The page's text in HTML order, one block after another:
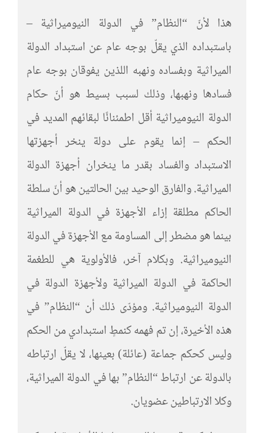
هذا لأنّ “النظام” في الدولة النيوميراثية –
باستبداده الذي يقلّ بوجه عام عن استبداد الدولة
الميراثية وبفساده ونهبه اللذين يفوقان بوجه عام
فسادها ونهبها، وذلك لسبب بسيط هو أنّ حكام
الدولة النيوميراثية أقل اطمئنانًا لبقائهم المديد في
الحكم – إنما يقوم على دولة ينخر أجهزتها
الاستبداد والفساد بقدر ما ينخران أجهزة الدولة
الميراثية. والفارق الوحيد بين الحالتين هو أنّ سلطة
الحاكم مطلقة إزاء الأجهزة في الدولة الميراثية
بينما هو مضطر إلى المساومة مع الأجهزة في الدولة
النيوميراثية. وبكلام آخر، فالأولوية هي للطغمة
الحاكمة في الدولة الميراثية ولأجهزة الدولة في
الدولة النيوميراثية. ومؤدّى ذلك أن “النظام” في
هذه الأخيرة، إن تم فهمه كنمطٍ استبدادي من الحكم
وليس كحكم جماعة (عائلة) بعينها، لا يقلّ ارتباطه
بالدولة عن ارتباط “النظام” بها في الدولة الميراثية،
وكلا الارتباطين عضويان.